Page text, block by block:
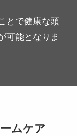
とで健康な頭
可能となりま
ムケア